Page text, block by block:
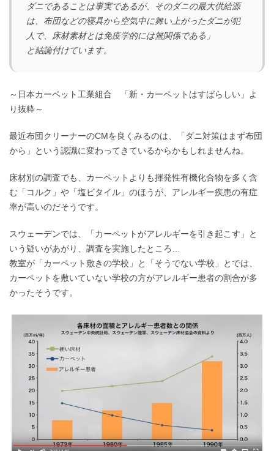
ダニであることは事実であるが、そのダニの最大供給源
は、布団などの寝具から空気中に舞い上がったダニが犯
人で、床材素材とは免疫学的には無関係である」
と結論付けています。
～日本カーペット工業組合 「新・カーペットはすばらしい」よ
り抜粋～
最近布団クリーナーのCMを良くみるのは、「ダニ対策はまず布団
から」という認識に変わってきているからかもしれませんね。
床材別の調査でも、カーペットよりも揮発性有機化合物を多く含
む「コルク」や「塩ビタイル」のほうが、アレルギー疾患の有症
率が高いのだそうです。
スウェーデンでは、「カーペットがアレルギーを引き起こす」と
いう疑いがあがり、調査を実施したところ…
教室が「カーペット敷きの学校」と「そうでない学校」とでは、
カーペットを敷いていない学校の方がアレルギー患者の割合が多
かったそうです。